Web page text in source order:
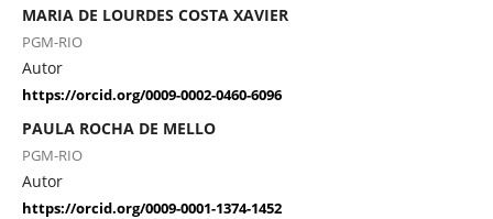
MARIA DE LOURDES COSTA XAVIER
PGM-RIO
Autor
https://orcid.org/0009-0002-0460-6096
PAULA ROCHA DE MELLO
PGM-RIO
Autor
https://orcid.org/0009-0001-1374-1452